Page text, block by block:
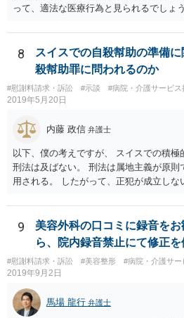
って、適法な医療行為と見られるでしょう
8
スイスでの自殺幇助の準備
殺幇助罪に問われるのか
#慰謝料請求・訴訟 #示談 #病院・介護サービス
2019年5月20日
内藤 政信 弁護士
以下、僕の考えですが、 スイスでの積
刑法は及ばない。 刑法は属地主義が原則
用される。 したがって、正犯が成立し
ることはないでしょう。 ほかに日本で
ょう。 遺灰についてはわかりません。
し れませんが、禁製品にはあたらないで
9
美容外科の口コミに録音を
ら、院内録音禁止にて修正
#慰謝料請求・訴訟 #美容整形 #病院・介護サー
2019年9月2日
馬場 龍行 弁護士